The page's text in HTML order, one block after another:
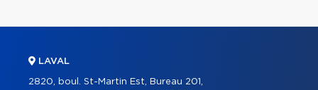
LAVAL
2820, boul. St-Martin Est, Bureau 201,